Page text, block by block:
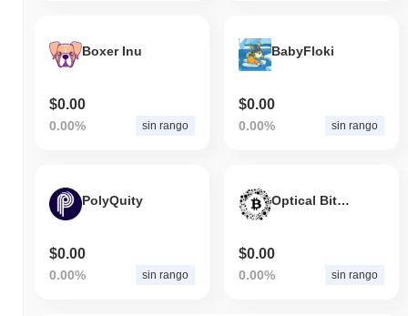
Boxer Inu
$0.00
0.00% sin rango
BabyFloki
$0.00
0.00% sin rango
PolyQuity
$0.00
0.00% sin rango
Optical Bitcoin
$0.00
0.00% sin rango